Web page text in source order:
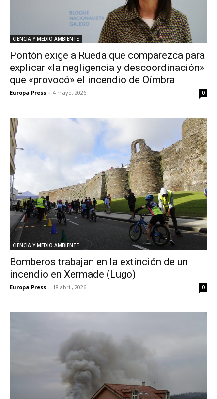
CIENCIA Y MEDIO AMBIENTE
Pontón exige a Rueda que comparezca para
explicar «la negligencia y descoordinación»
que «provocó» el incendio de Oímbra
Europa Press - 4 mayo, 2026 0
CIENCIA Y MEDIO AMBIENTE
Bomberos trabajan en la extinción de un
incendio en Xermade (Lugo)
Europa Press - 18 abril, 2026 0